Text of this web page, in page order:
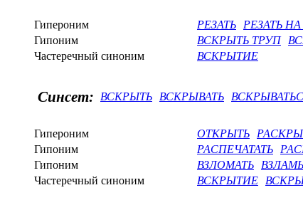
Гипероним РЕЗАТЬ РЕЗАТЬ
Гипоним
ВСКРЫТЬ ТРУП
Частеречный синоним
ВСКРЫТИЕ
Синсет: ВСКРЫТЬ ВСКРЫВАТЬ
Гипероним ОТКРЫТЬ
Гипоним
РАСПЕЧАТАТЬ
Гипоним
ВЗЛОМАТЬ
Частеречный синоним
ВСКРЫТИЕ